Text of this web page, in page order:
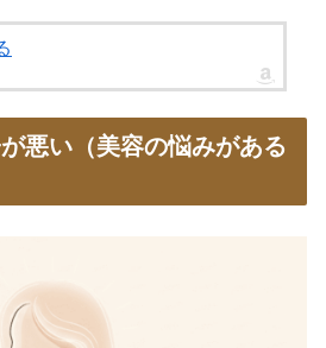
悪い（美容の悩みがある